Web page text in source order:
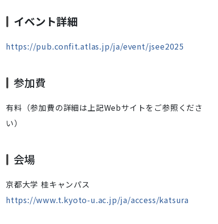
催
ま
2025-
08-
イベント詳細
https://pub.confit.atlas.jp/ja/event/jsee2025
参加費
有料（参加費の詳細は上記Webサイトをご参照くださ
い）
会場
京都大学 桂キャンパス
https://www.t.kyoto-u.ac.jp/ja/access/katsura